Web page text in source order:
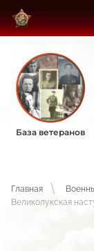
База ветеранов
Главная
Великолукская